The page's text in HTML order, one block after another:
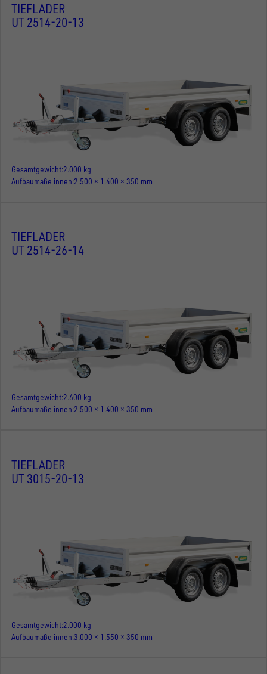
TIEFLADER
UT 2514-20-13
Gesamtgewicht 2.000 kg
Aufbaumaße innen 2.500 × 1.400 × 350 mm
TIEFLADER
UT 2514-26-14
Gesamtgewicht 2.600 kg
Aufbaumaße innen 2.500 × 1.400 × 350 mm
TIEFLADER
UT 3015-20-13
Gesamtgewicht 2.000 kg
Aufbaumaße innen 3.000 × 1.550 × 350 mm